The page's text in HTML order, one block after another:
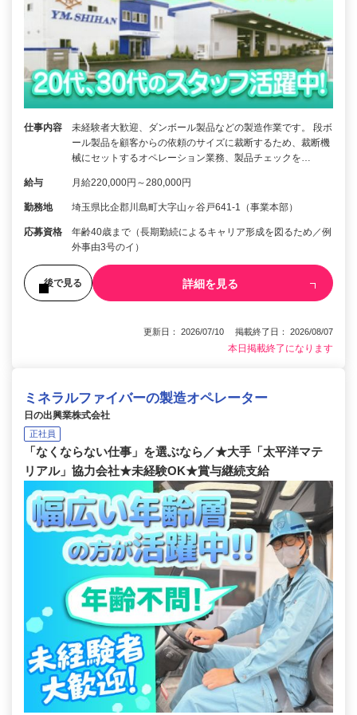
仕事内容
未経験者大歓迎、ダンボール製品などの製造作業です。 段ボ
ール製品を顧客からの依頼のサイズに裁断するため、裁断機
械にセットするオペレーション業務、製品チェックを…
給与 月給220,000円～280,000円
勤務地 埼玉県比企郡川島町大字山ヶ谷戸641-1（事業本部）
応募資格
年齢40歳まで（長期勤続によるキャリア形成を図るため／例
外事由3号のイ）
後で見る 詳細を見る
更新日： 2026/07/10 掲載終了日： 2026/08/07
本日掲載終了になります
ミネラルファイバーの製造オペレーター
日の出興業株式会社
正社員
「なくならない仕事」を選ぶなら／★大手「太平洋マテ
リアル」協力会社★未経験OK★賞与継続支給